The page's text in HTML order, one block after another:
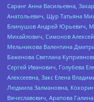
Саранг Анна Васильевна,
Анатольевич, Щур Татьяна
Блинушов Андрей Юрьевич,
Михайлович, Симонов
Мельникова Валентина
Баженова Светлана
Сергей Иванович, Голубева
Алексеевна, Закс Елена
Людмила Залмановна,
Вячеславович, Арапова